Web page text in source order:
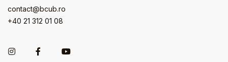
contact@bcub.ro
+40 21 312 01 08